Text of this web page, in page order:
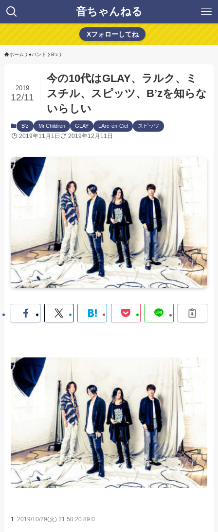
音ちゃんねる
Xフォローしてね
ホーム ●バンド B'z
今の10代はGLAY、ラルク、ミ
スチル、スピッツ、B’zを知らな
いらしい
2019
12/11
B'z Mr.Children GLAY LArc-en-Ciel スピッツ
2019年11月1日 2019年12月11日
1:2019/10/29(火) 21:50:20.89 0